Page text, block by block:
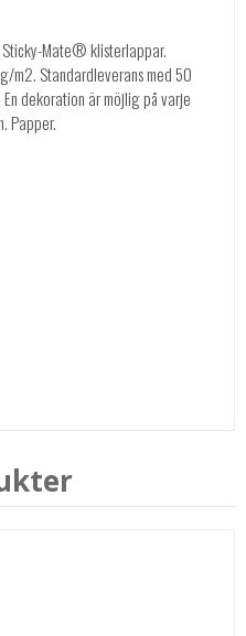
Mate® klisterlappar.
m2. Standardleverans med 50
dekoration är möjlig på varje
Papper.